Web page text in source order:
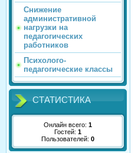
Снижение
административной
нагрузки на
педагогических
работников
Психолого-
педагогические классы
СТАТИСТИКА
Онлайн всего: 1
Гостей: 1
Пользователей: 0